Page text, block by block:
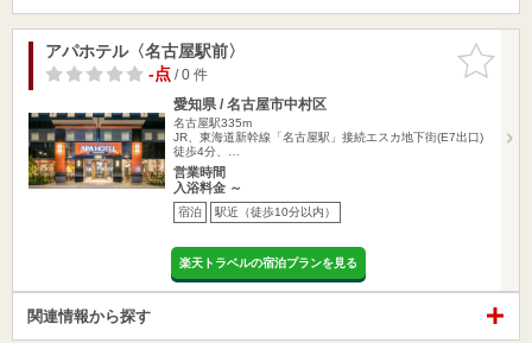
お気に入
りに追加
アパホテル〈名古屋駅前〉
-点/ 0 件
愛知県 / 名古屋市中村区
名古屋駅335m
JR、東海道新幹線「名古屋駅」接続エスカ地下街(E7出口)
徒歩4分、…
営業時間
入浴料金 ～
宿泊 駅近（徒歩10分以内）
楽天トラベルの宿泊プランを見る
関連情報から探す